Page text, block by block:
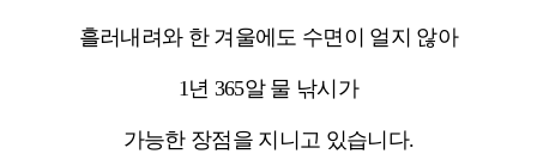
흘러내려와 한 겨울에도 수면이 얼지 않아
1년 365알 물 낚시가
가능한 장점을 지니고 있습니다.